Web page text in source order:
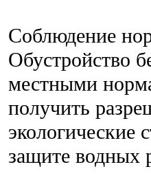
Соблюдение
Обустройство
местными
получить
экологические
защите водных